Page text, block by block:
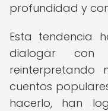
profundidad y
Esta tendencia
dialogar con
reinterpretando
cuentos
hacerlo, han